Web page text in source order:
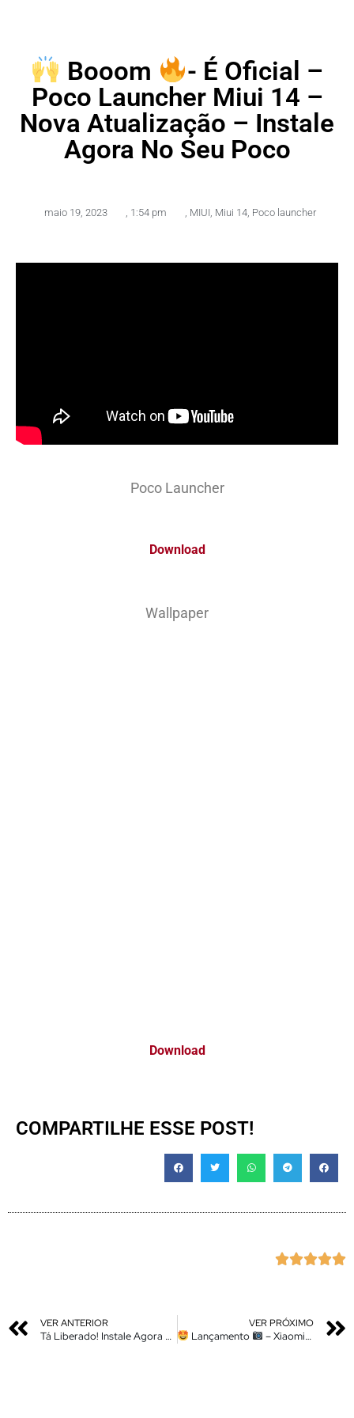
Booom
- É Oficial –
Poco Launcher Miui 14 –
Nova Atualização – Instale
Agora No Seu Poco
maio 19, 2023 1:54 pm MIUI Miui 14 Poco launcher
Poco Launcher
Download
Wallpaper
Download
COMPARTILHE ESSE POST!

VER ANTERIOR
Tá Liberado! Instale Agora os Novos Apps Atualizados da MIUI 14 No Seu Xiaomi
VER PRÓXIMO
Lançamento – Xiaomi Câmera Nova Atualização – Instale Agora No Seu Xiaomi – Poco – Redmi